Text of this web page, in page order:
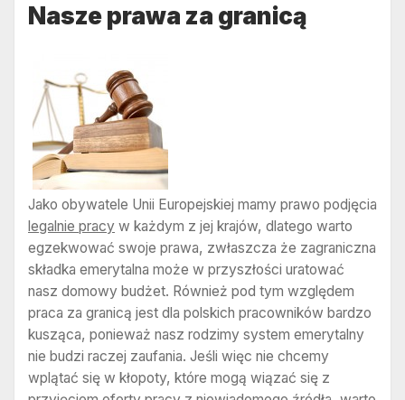
Nasze prawa za granicą
Jako obywatele Unii Europejskiej mamy prawo podjęcia
legalnie pracy w każdym z jej krajów, dlatego warto
egzekwować swoje prawa, zwłaszcza że zagraniczna
składka emerytalna może w przyszłości uratować
nasz domowy budżet. Również pod tym względem
praca za granicą jest dla polskich pracowników bardzo
kusząca, ponieważ nasz rodzimy system emerytalny
nie budzi raczej zaufania. Jeśli więc nie chcemy
wplątać się w kłopoty, które mogą wiązać się z